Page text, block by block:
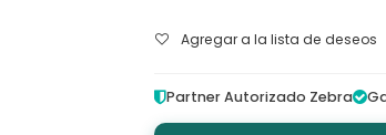
Agregar a la lista de deseos
Partner Autorizado Zebra